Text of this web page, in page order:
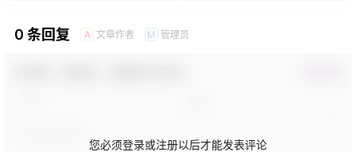
0 条回复 A 文章作者 M 管理员
您必须登录或注册以后才能发表评论